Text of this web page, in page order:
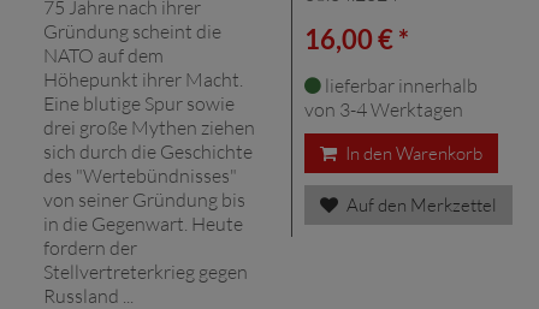
75 Jahre nach ihrer
Gründung scheint die
NATO auf dem
Höhepunkt ihrer Macht.
Eine blutige Spur sowie
drei große Mythen ziehen
sich durch die Geschichte
des "Wertebündnisses"
von seiner Gründung bis
in die Gegenwart. Heute
fordern der
Stellvertreterkrieg gegen
Russland ...
16,00 € *
lieferbar innerhalb
von 3-4 Werktagen
In den Warenkorb
Auf den Merkzettel